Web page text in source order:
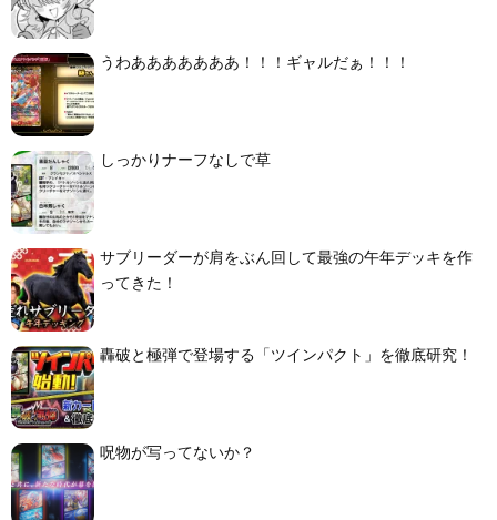
うわあああああああ！！！ギャルだぁ！！！
しっかりナーフなしで草
サブリーダーが肩をぶん回して最強の午年デッキを作
ってきた！
轟破と極弾で登場する「ツインパクト」を徹底研究！
呪物が写ってないか？